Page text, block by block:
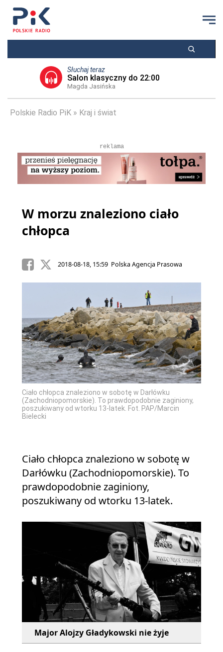
Słuchaj teraz
Salon klasyczny do 22:00
Magda Jasińska
Polskie Radio PiK Kraj i świat
reklama
W morzu znaleziono ciało
chłopca
2018-08-18, 15:59 Polska Agencja Prasowa
Ciało chłopca znaleziono w sobotę w Darłówku
(Zachodniopomorskie). To prawdopodobnie zaginiony,
poszukiwany od wtorku 13-latek. Fot. PAP/Marcin
Bielecki
Ciało chłopca znaleziono w sobotę w
Darłówku (Zachodniopomorskie). To
prawdopodobnie zaginiony,
poszukiwany od wtorku 13-latek.
Major Alojzy Gładykowski nie żyje